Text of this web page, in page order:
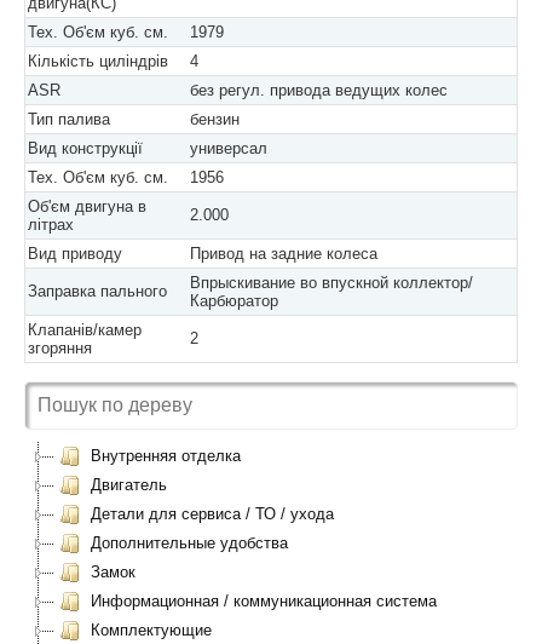
Тех. Об'єм куб. см.
1979
Кількість циліндрів
4
ASR
без регул. привода ведущих колес
Тип палива
бензин
Вид конструкції
универсал
Тех. Об'єм куб. см.
1956
Об'єм двигуна в
літрах
2.000
Вид приводу Привод на задние колеса
Заправка пального
Впрыскивание во впускной коллектор/
Карбюратор
Клапанів/камер
згоряння
2
Внутренняя отделка
Двигатель
Детали для сервиса / ТО / ухода
Дополнительные удобства
Замок
Информационная / коммуникационная система
Комплектующие